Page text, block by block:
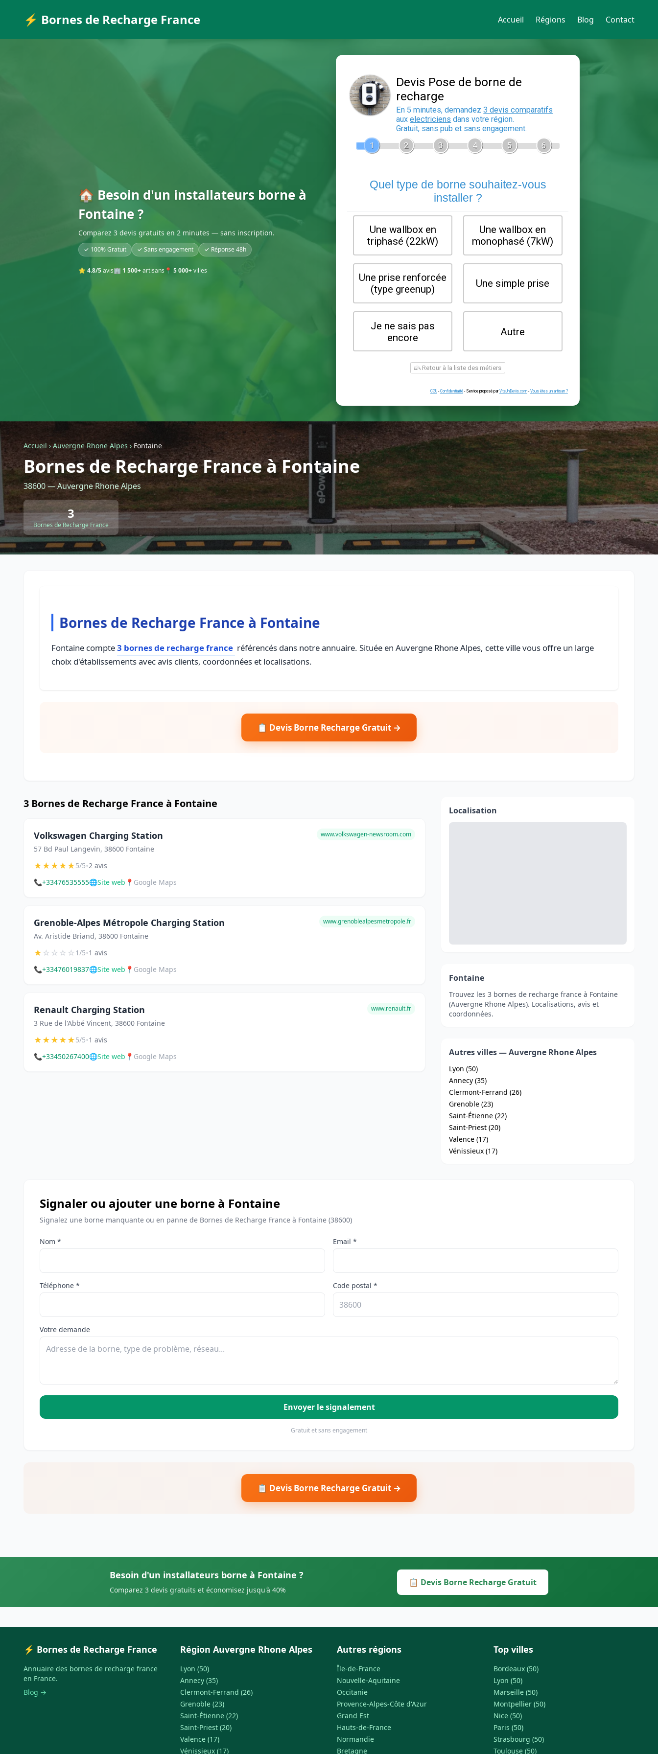
⚡ Bornes de Recharge France Accueil Régions Blog Contact
🏠 Besoin d'un installateurs borne à
Fontaine ?
Comparez 3 devis gratuits en 2 minutes — sans inscription.
✓ 100% Gratuit ✓ Sans engagement ✓ Réponse 48h
⭐ 4.8/5avis🏢 1 500+artisans 📍 5 000+villes
recharge
En 5 minutes, demandez
auxelectriciensdans votre région.
Gratuit, sans pub et sans engagement.
Quel type de borne souhaitez-
installer ?
Une wallbox en
Une prise renforcée
(type greenup)
Je ne sais pas
Retour à la liste des métiers
Confidentialité - Service proposé par ViteUnDevis.com-
Accueil › Auvergne Rhone Alpes › Fontaine
Bornes de Recharge France à Fontaine
38600 — Auvergne Rhone Alpes
3
Bornes de Recharge France
Bornes de Recharge France à Fontaine
Fontaine compte3 bornes de recharge france référencés dans notre annuaire. Située en Auvergne Rhone Alpes, cette ville vous offre un large
choix d'établissements avec avis clients, coordonnées et localisations.
📋 Devis Borne Recharge Gratuit →
3 Bornes de Recharge France à Fontaine
Volkswagen Charging Station
57 Bd Paul Langevin, 38600 Fontaine
www.volkswagen-newsroom.com
★★★★★5/5•2 avis
📞+33476535555🌐Site web 📍 Google Maps
Grenoble-Alpes Métropole Charging Station
Av. Aristide Briand, 38600 Fontaine
www.grenoblealpesmetropole.fr
★☆☆☆☆1/5•1 avis
📞+33476019837🌐Site web 📍 Google Maps
Renault Charging Station
3 Rue de l'Abbé Vincent, 38600 Fontaine
www.renault.fr
★★★★★5/5•1 avis
📞+33450267400🌐Site web 📍 Google Maps
Localisation
Fontaine
Trouvez les 3 bornes de recharge france à Fontaine
(Auvergne Rhone Alpes). Localisations, avis et
coordonnées.
Autres villes — Auvergne Rhone Alpes
Lyon (50)
Annecy (35)
Clermont-Ferrand (26)
Grenoble (23)
Saint-Étienne (22)
Saint-Priest (20)
Valence (17)
Vénissieux (17)
Signaler ou ajouter une borne à Fontaine
Signalez une borne manquante ou en panne de Bornes de Recharge France à Fontaine (38600)
Nom * Email *
Téléphone * Code postal *
Votre demande
Envoyer le signalement
Gratuit et sans engagement
📋 Devis Borne Recharge Gratuit →
Besoin d'un installateurs borne à Fontaine ?
Comparez 3 devis gratuits et économisez jusqu'à 40%
📋 Devis Borne Recharge Gratuit
⚡ Bornes de Recharge France
Annuaire des bornes de recharge france
en France.
Blog →
Région Auvergne Rhone Alpes
Lyon (50)
Annecy (35)
Clermont-Ferrand (26)
Grenoble (23)
Saint-Étienne (22)
Saint-Priest (20)
Valence (17)
Vénissieux (17)
Autres régions
Île-de-France
Nouvelle-Aquitaine
Occitanie
Provence-Alpes-Côte d'Azur
Grand Est
Hauts-de-France
Normandie
Bretagne
Top villes
Bordeaux (50)
Lyon (50)
Marseille (50)
Montpellier (50)
Nice (50)
Paris (50)
Strasbourg (50)
Toulouse (50)